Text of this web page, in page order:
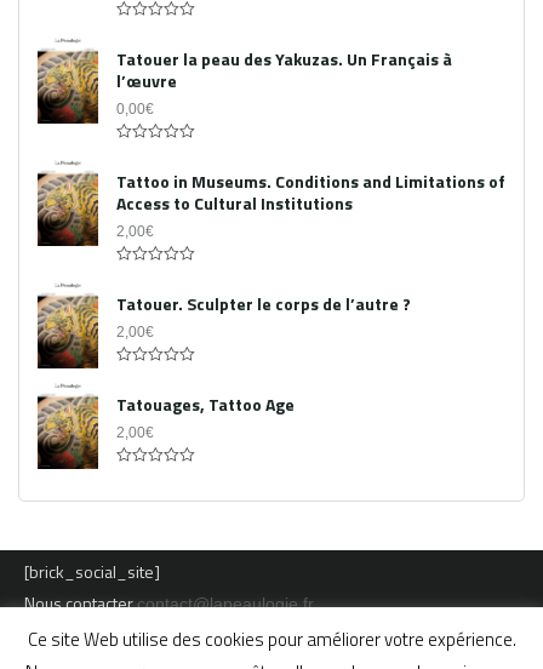
out
of
5
Tatouer la peau des Yakuzas. Un Français à
l’œuvre
0,00€
out
of
5
Tattoo in Museums. Conditions and Limitations of
Access to Cultural Institutions
2,00€
out
of
5
Tatouer. Sculpter le corps de l’autre ?
2,00€
out
of
5
Tatouages, Tattoo Age
2,00€
out
[brick_social_site]
Nous contactercontact@lapeaulogie.fr
Mentions légales
Ce site Web utilise des cookies pour améliorer votre expérience.